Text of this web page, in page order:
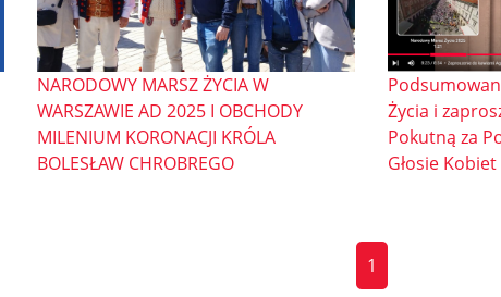
NARODOWY MARSZ ŻYCIA W
WARSZAWIE AD 2025 I OBCHODY
MILENIUM KORONACJI KRÓLA
BOLESŁAW CHROBREGO
Życia i
Pokutną za
Głosie Kobiet
1